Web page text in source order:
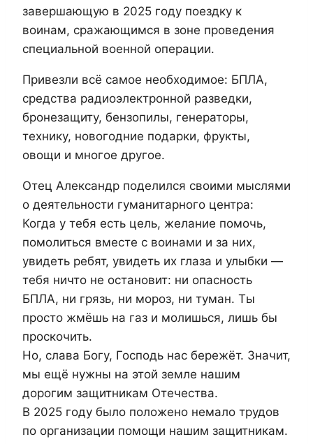
завершающую в 2025 году поездку к
воинам, сражающимся в зоне проведения
специальной военной операции.
Привезли всё самое необходимое: БПЛА,
средства радиоэлектронной разведки,
бронезащиту, бензопилы, генераторы,
технику, новогодние подарки, фрукты,
овощи и многое другое.
Отец Александр поделился своими мыслями
о деятельности гуманитарного центра:
Когда у тебя есть цель, желание помочь,
помолиться вместе с воинами и за них,
увидеть ребят, увидеть их глаза и улыбки —
тебя ничто не остановит: ни опасность
БПЛА, ни грязь, ни мороз, ни туман. Ты
просто жмёшь на газ и молишься, лишь бы
проскочить.
Но, слава Богу, Господь нас бережёт. Значит,
мы ещё нужны на этой земле нашим
дорогим защитникам Отечества.
В 2025 году было положено немало трудов
по организации помощи нашим защитникам.